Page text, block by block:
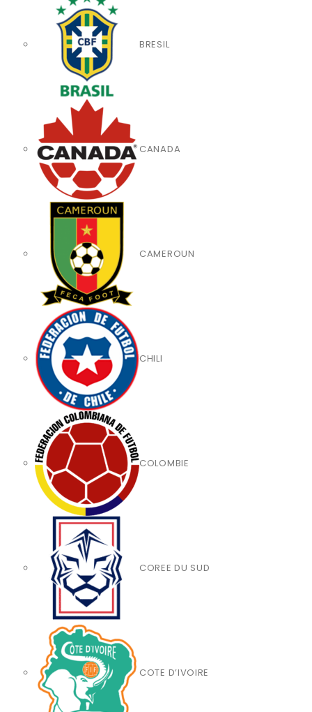
BRESIL
CANADA
CAMEROUN
CHILI
COLOMBIE
COREE DU SUD
COTE D’IVOIRE